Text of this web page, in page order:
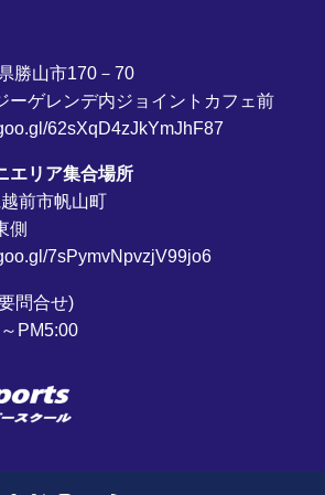
勝山市170－70
ーゲレンデ内ジョイントカフェ前
62sXqD4zJkYmJhF87
エリア集合場所
前市帆山町
側
7sPymvNpvzjV99jo6
問合せ)
PM5:00